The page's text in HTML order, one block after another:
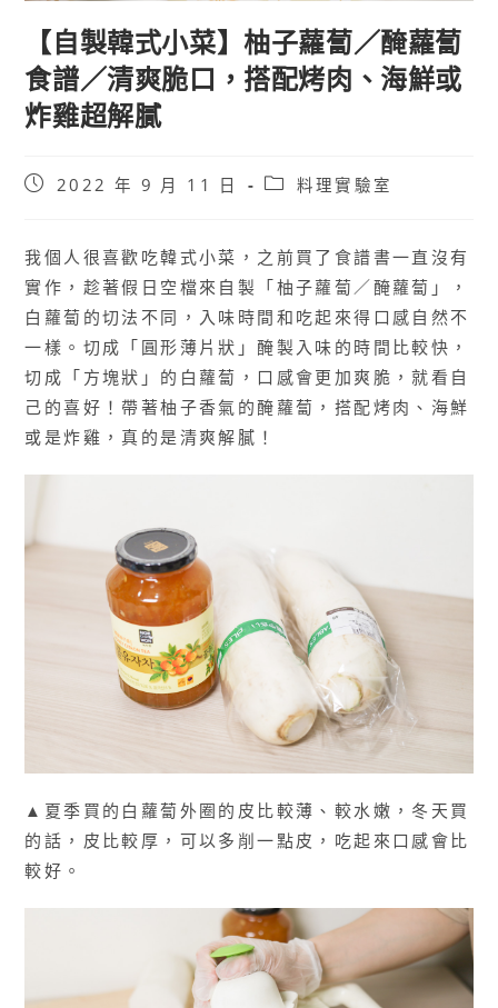
【自製韓式小菜】柚子蘿蔔／醃蘿蔔
食譜／清爽脆口，搭配烤肉、海鮮或
炸雞超解膩
Post2022 年 9 月 11 日
Post料理實驗室
我個人很喜歡吃韓式小菜，之前買了食譜書一直沒有
實作，趁著假日空檔來自製「柚子蘿蔔／醃蘿蔔」，
白蘿蔔的切法不同，入味時間和吃起來得口感自然不
一樣。切成「圓形薄片狀」醃製入味的時間比較快，
切成「方塊狀」的白蘿蔔，口感會更加爽脆，就看自
己的喜好！帶著柚子香氣的醃蘿蔔，搭配烤肉、海鮮
或是炸雞，真的是清爽解膩！
▲夏季買的白蘿蔔外圈的皮比較薄、較水嫩，冬天買
的話，皮比較厚，可以多削一點皮，吃起來口感會比
較好。